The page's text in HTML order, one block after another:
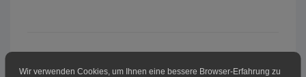
Wir verwenden Cookies, um Ihnen eine bessere Browser-Erfahrung zu